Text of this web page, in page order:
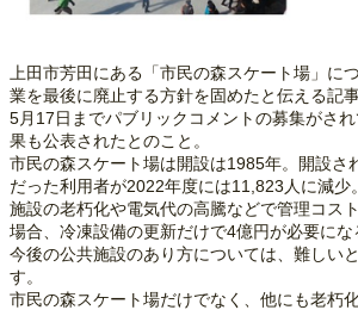
上田市芳田にある「市民の森スケート場」に
業を最後に廃止する方針を固めたと伝える記事
5月17日までパブリックコメントの募集がさ
果も公表されたとのこと。
市民の森スケート場は開設は1985年。開設さ
だった利用者が2022年度には11,823人に減少。
施設の老朽化や電気代の高騰などで管理コス
場合、冷凍設備の更新だけで4億円が必要にな
今後の公共施設のあり方については、難しい
す。
市民の森スケート場だけでなく、他にも老朽